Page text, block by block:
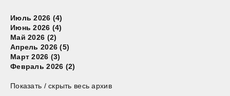
Июль 2026 (4)
Июнь 2026 (4)
Май 2026 (2)
Апрель 2026 (5)
Март 2026 (3)
Февраль 2026 (2)
Показать / скрыть весь архив